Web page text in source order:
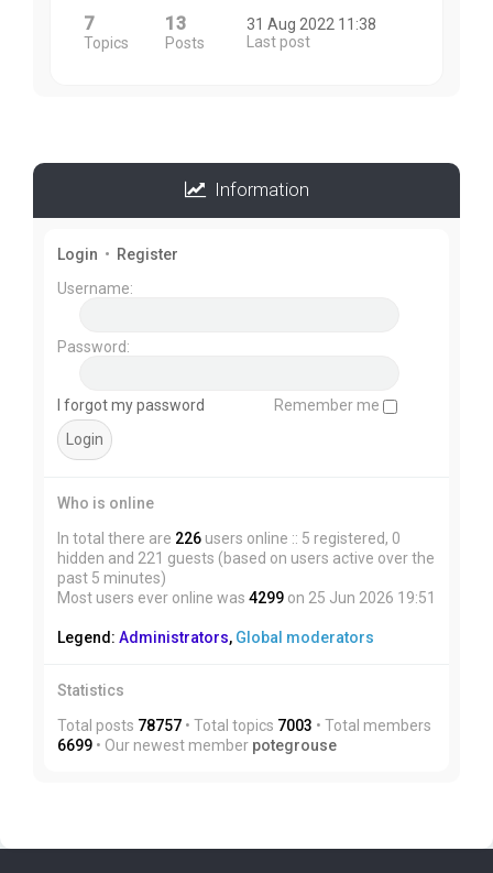
7
Topics
13
Posts
31 Aug 2022 11:38
Last post
Information
Login • Register
Username:
Password:
I forgot my password Remember me
Who is online
In total there are 226 users online :: 5 registered, 0
hidden and 221 guests (based on users active over the
past 5 minutes)
Most users ever online was 4299 on 25 Jun 2026 19:51
Legend: Administrators, Global moderators
Statistics
Total posts 78757 • Total topics 7003 • Total members
6699 • Our newest member potegrouse